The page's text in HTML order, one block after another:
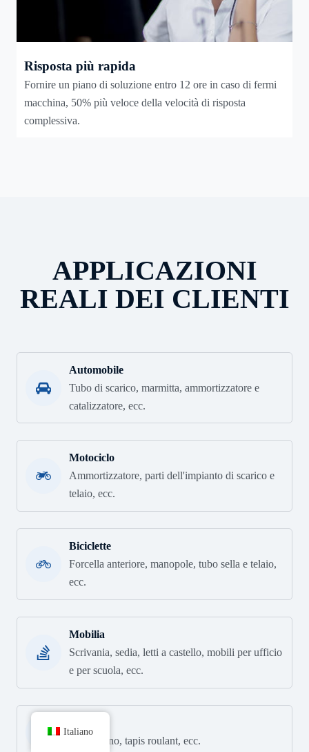
Risposta più rapida
Fornire un piano di soluzione entro 12 ore in caso di fermi
macchina, 50% più veloce della velocità di risposta
complessiva.
APPLICAZIONI
REALI DEI CLIENTI
Automobile
Tubo di scarico, marmitta, ammortizzatore e
catalizzatore, ecc.
Motociclo
Ammortizzatore, parti dell'impianto di scarico e
telaio, ecc.
Biciclette
Forcella anteriore, manopole, tubo sella e telaio,
ecc.
Mobilia
Scrivania, sedia, letti a castello, mobili per ufficio
e per scuola, ecc.
Trampolino, tapis roulant, ecc.
Italiano